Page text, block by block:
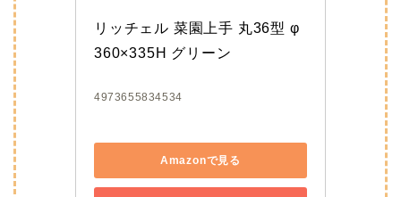
リッチェル 菜園上手 丸36型 φ
360×335H グリーン
4973655834534
Amazonで見る